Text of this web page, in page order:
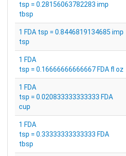
tsp = 0.28156063782283 imp
tbsp
1 FDA tsp = 0.8446819134685 imp
tsp
1 FDA
tsp = 0.16666666666667 FDA fl oz
1 FDA
tsp = 0.020833333333333 FDA
cup
1 FDA
tsp = 0.33333333333333 FDA
tbsp